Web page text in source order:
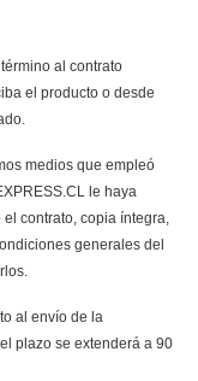
al contrato
el producto o desde
medios que empleó
le haya
contrato, copia íntegra,
generales del
al envío de la
plazo se extenderá a 90